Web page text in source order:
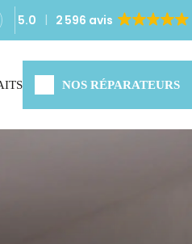
5.0 2 596 avis
NOS RÉPARATEURS